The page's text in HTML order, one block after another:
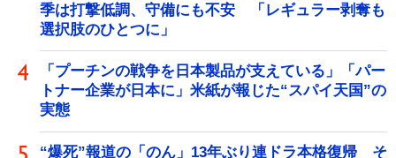
季は打撃低調、守備にも不安 「レギュラー剥奪も
選択肢のひとつに」
「プーチンの戦争を日本製品が支えている」「パー
トナー企業が日本に」米紙が報じた“スパイ天国”の
実態
“爆死”報道の「のん」13年ぶり連ドラ本格復帰 そ